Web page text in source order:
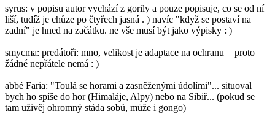
syrus: v popisu autor vychází z gorily a pouze popisuje, co se od ní
liší, tudíž je chůze po čtyřech jasná . ) navíc "když se postaví na
zadní" je hned na začátku. ne vše musí být jako výpisky : )
smycma: predátoři: mno, velikost je adaptace na ochranu = proto
žádné nepřátele nemá : )
abbé Faria: "Toulá se horami a zasněženými údolími"... situoval
bych ho spíše do hor (Himaláje, Alpy) nebo na Sibiř... (pokud se
tam uživěj ohromný stáda sobů, může i gongo)